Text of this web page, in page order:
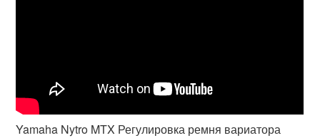
Yamaha Nytro MTX Регулировка ремня вариатора